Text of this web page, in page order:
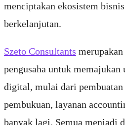
menciptakan ekosistem
berkelanjutan.
Szeto Consultants
pengusaha untuk memajukan
digital, mulai dari pembuatan
pembukuan, layanan
banyak lagi. Semua menjadi